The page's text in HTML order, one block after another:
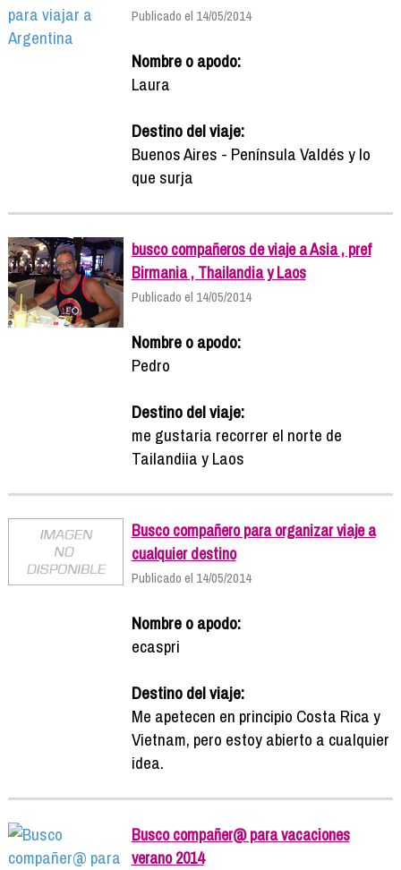
Publicado el 14/05/2014
Nombre o apodo:
Laura
Destino del viaje:
Buenos Aires - Península Valdés y lo
que surja
busco compañeros de viaje a Asia , pref
Birmania , Thailandia y Laos
Publicado el 14/05/2014
Nombre o apodo:
Pedro
Destino del viaje:
me gustaria recorrer el norte de
Tailandiia y Laos
Busco compañero para organizar viaje a
cualquier destino
Publicado el 14/05/2014
Nombre o apodo:
ecaspri
Destino del viaje:
Me apetecen en principio Costa Rica y
Vietnam, pero estoy abierto a cualquier
idea.
Busco compañer@ para vacaciones
verano 2014